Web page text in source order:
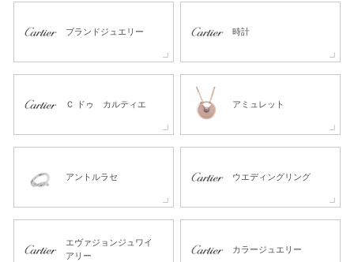
ブランドジュエリー 時計
Ｃ ドゥ カルティエ アミュレット
アントルラセ ウエディングリング
エヴァジョンジュワイ
アリー
カラージュエリー